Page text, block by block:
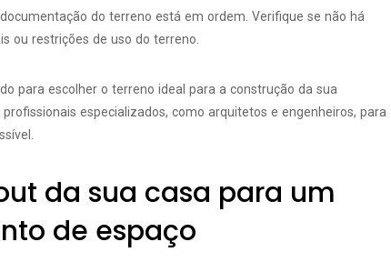
do terreno está em ordem. Verifique se não há
ou restrições de uso do terreno.
para escolher o terreno ideal para a construção da sua
especializados, como arquitetos e engenheiros, para
da sua casa para um
de espaço